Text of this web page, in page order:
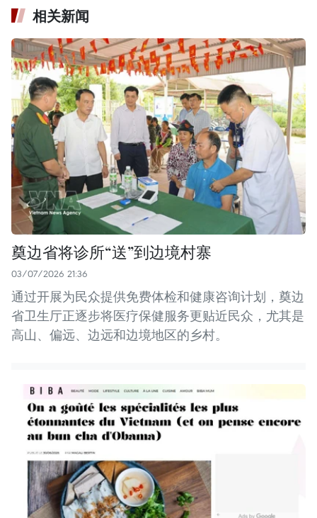
相关新闻
奠边省将诊所“送”到边境村寨
03/07/2026 21:36
通过开展为民众提供免费体检和健康咨询计划，奠边
省卫生厅正逐步将医疗保健服务更贴近民众，尤其是
高山、偏远、边远和边境地区的乡村。